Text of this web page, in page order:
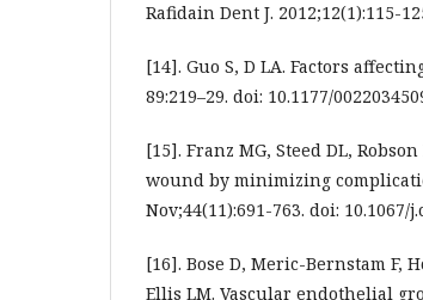
Rafidain Dent J. 2012;12(1):115-
[14]. Guo S, D LA. Factors
89:219–29. doi: 10.1177/
[15]. Franz MG, Steed DL,
wound by minimizing
Nov;44(11):691-763. doi: 10.1067/
[16]. Bose D, Meric-Bernstam F,
Ellis LM. Vascular endothelial